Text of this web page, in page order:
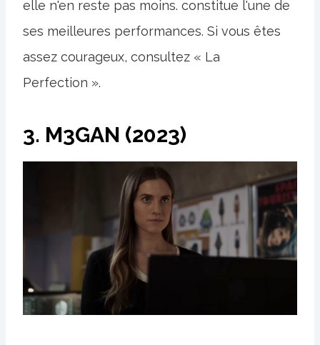
elle n'en reste pas moins. constitue l'une de
ses meilleures performances. Si vous êtes
assez courageux, consultez « La
Perfection ».
3. M3GAN (2023)